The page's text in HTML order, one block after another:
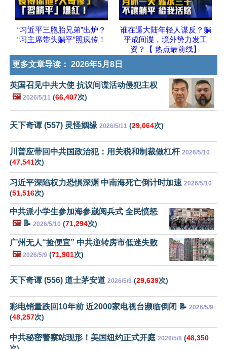
“习近平三胞胎兄弟”出炉？
“习主席带头躺平”照疯传！
谁在逼大陆年轻人谋反？躺
平成间谍，境外势力发工
资？【 热点最前线】
更多文章导读： 2026年5月8日
英国召见中共大使 抗议间谍活动侵犯主权
🖼️ 2026/5/11 (66,407次)
天下奇谭 (557) 灵怪姻缘 2026/5/11 (29,064次)
川普应带回中共国政治犯：用关税和制裁做杠杆 2026/5/10
(47,541次)
习近平深陷权力恐惧深渊 中南海死亡倒计时加速 2026/5/10
(51,516次)
中共派小学生参加海参崴阅兵式 全民愤怒
🖼️📝 2026/5/10 (71,294次)
广州无人“捡便宜” 中共逆转房市低迷失败
🖼️ 2026/5/9 (71,901次)
天下奇谭 (556) 道士茅安道 2026/5/9 (29,639次)
彩电销量跌回10年前 近2000家电视台濒临倒闭 📝 2026/5/9
(48,257次)
中共秘密警察站现形！美国纽约正式开庭 2026/5/8 (48,350